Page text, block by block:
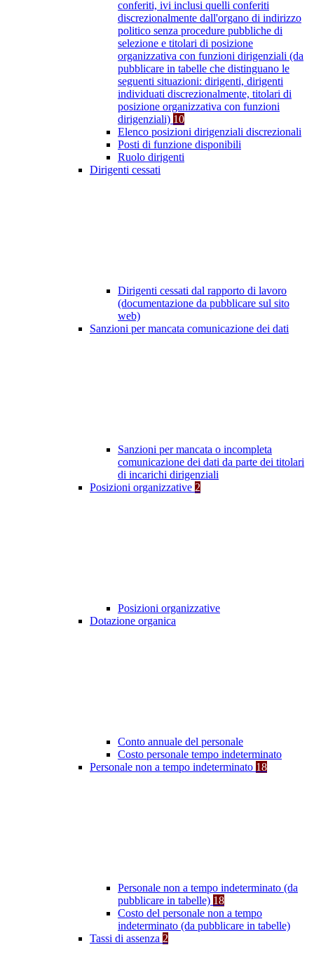
conferiti, ivi inclusi quelli conferiti
discrezionalmente dall'organo di indirizzo
politico senza procedure pubbliche di
selezione e titolari di posizione
organizzativa con funzioni dirigenziali (da
pubblicare in tabelle che distinguano le
seguenti situazioni: dirigenti, dirigenti
individuati discrezionalmente, titolari di
posizione organizzativa con funzioni
dirigenziali) 10
Elenco posizioni dirigenziali discrezionali
Posti di funzione disponibili
Ruolo dirigenti
Dirigenti cessati
Dirigenti cessati dal rapporto di lavoro
(documentazione da pubblicare sul sito
web)
Sanzioni per mancata comunicazione dei dati
Sanzioni per mancata o incompleta
comunicazione dei dati da parte dei titolari
di incarichi dirigenziali
Posizioni organizzative 2
Posizioni organizzative
Dotazione organica
Conto annuale del personale
Costo personale tempo indeterminato
Personale non a tempo indeterminato 18
Personale non a tempo indeterminato (da
pubblicare in tabelle) 18
Costo del personale non a tempo
indeterminato (da pubblicare in tabelle)
Tassi di assenza 2